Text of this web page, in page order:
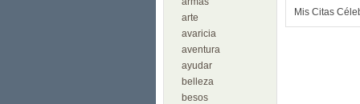
arte
avaricia
aventura
ayudar
belleza
besos
Mis Citas